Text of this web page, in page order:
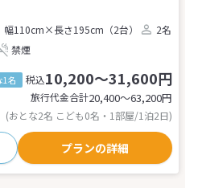
幅110cm×長さ195cm（2台）
2名
禁煙
1名 税込10,200～31,600円
旅行代金合計20,400〜63,200円
(おとな2名 こども0名・1部屋/1泊2日)
プランの詳細